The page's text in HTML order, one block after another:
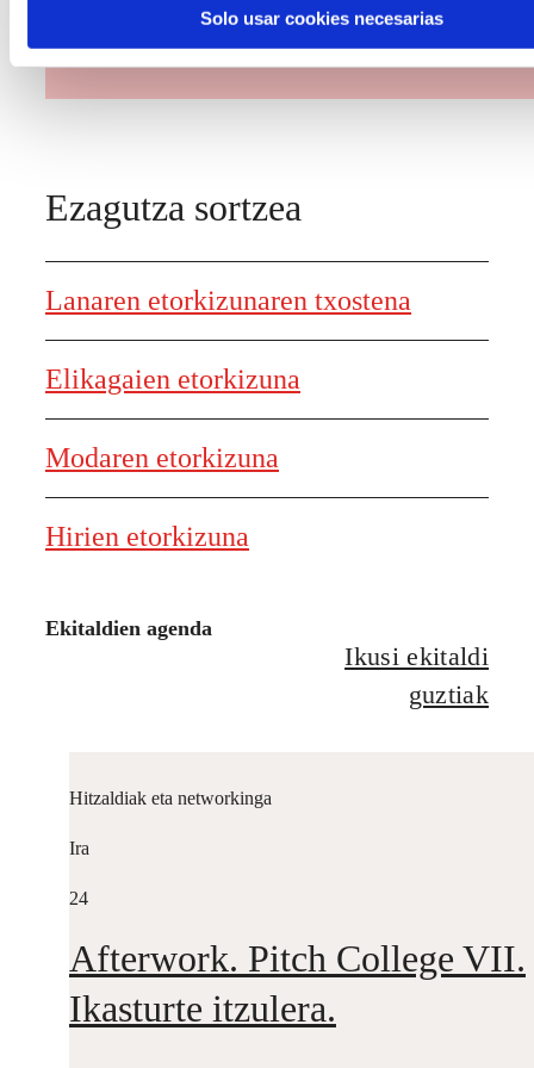
Solo usar cookies necesarias
Ezagutza sortzea
Lanaren etorkizunaren txostena
Elikagaien etorkizuna
Modaren etorkizuna
Hirien etorkizuna
Ekitaldien agenda
Ikusi ekitaldi
guztiak
Hitzaldiak eta networkinga
Ira
24
Afterwork. Pitch College VII.
Ikasturte itzulera.